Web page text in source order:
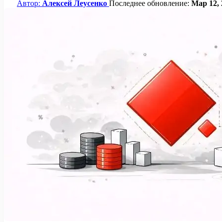
Автор: Алексей Леусенко Последнее обновление: Мар 12,